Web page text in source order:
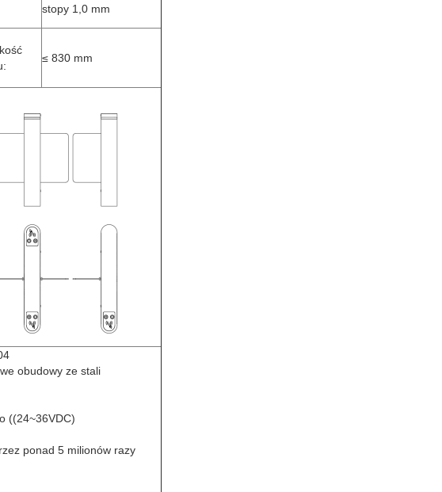
stopy 1,0 mm
≤ 830 mm
obudowy ze stali
((24~36VDC)
ponad 5 milionów razy